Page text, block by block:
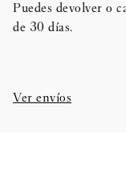
Puedes devolver o
de 30 días.​
Ver envíos